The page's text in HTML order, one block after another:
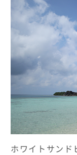
ホワイトサンド